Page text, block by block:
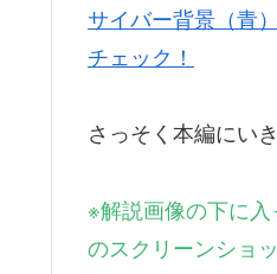
サイバー背景（青
チェック！
さっそく本編にい
※解説画像の下に
のスクリーンショ